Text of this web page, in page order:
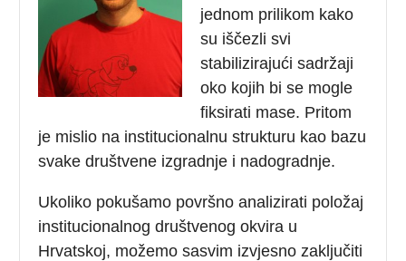
jednom prilikom kako
su iščezli svi
stabilizirajući sadržaji
oko kojih bi se mogle
fiksirati mase. Pritom
je mislio na institucionalnu strukturu kao bazu
svake društvene izgradnje i nadogradnje.
Ukoliko pokušamo površno analizirati položaj
institucionalnog društvenog okvira u
Hrvatskoj, možemo sasvim izvjesno zaključiti